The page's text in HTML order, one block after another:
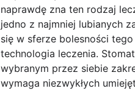
naprawdę zna ten rodzaj
jedno z najmniej lubianych
się w sferze bolesności
technologia leczenia.
wybranym przez siebie
wymaga niezwykłych